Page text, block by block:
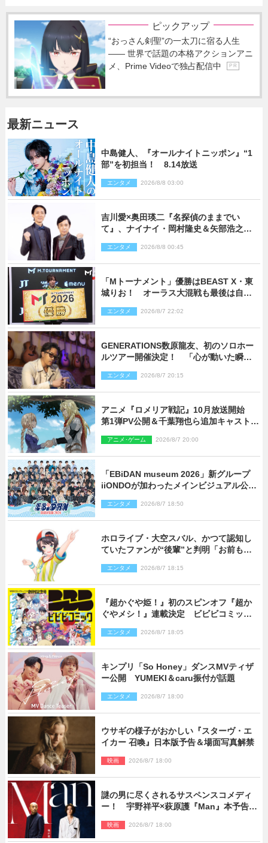
ピックアップ
“おっさん剣聖”の一太刀に宿る人生
―― 世界で話題の本格アクションアニ
メ、Prime Videoで独占配信中
P R
最新ニュース
中島健人、『オールナイトニッポン』“1
部”を初担当！ 8.14放送
エンタメ 2026/8/8 03:00
吉川愛×奥田瑛二『名探偵のままでい
て』、ナイナイ・岡村隆史＆矢部浩之の
エンタメ 2026/8/8 00:45
「Mトーナメント」優勝はBEAST X・東
城りお！ オーラス大混戦も最後は自ら
エンタメ 2026/8/7 22:02
GENERATIONS数原龍友、初のソロホー
ルツアー開催決定！ 「心が動いた瞬間
エンタメ 2026/8/7 20:15
アニメ『ロメリア戦記』10月放送開始
第1弾PV公開＆千葉翔也ら追加キャスト4
アニメ･ゲーム 2026/8/7 20:00
「EBiDAN museum 2026」新グループ
iiONDOが加わったメインビジュアル公
エンタメ 2026/8/7 18:50
ホロライブ・大空スバル、かつて認知し
ていたファンが“後輩”と判明「お前もし
エンタメ 2026/8/7 18:15
『超かぐや姫！』初のスピンオフ『超か
ぐやメシ！』連載決定 ビビビコミック
エンタメ 2026/8/7 18:05
キンプリ「So Honey」ダンスMVティザ
ー公開 YUMEKI＆caru振付が話題
エンタメ 2026/8/7 18:00
ウサギの様子がおかしい『スターヴ・エ
イカー 召喚』日本版予告＆場面写真解禁
映画 2026/8/7 18:00
謎の男に尽くされるサスペンスコメディ
ー！ 宇野祥平×萩原護『Man』本予告＆
映画 2026/8/7 18:00